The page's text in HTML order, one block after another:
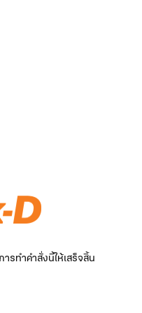
รทำคำสั่งนี้ให้เสร็จสิ้น